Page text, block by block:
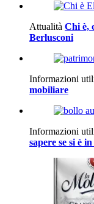
Attualità Chi è,
Berlusconi
Informazioni
mobiliare
Informazioni
sapere se si è